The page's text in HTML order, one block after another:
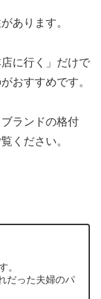
あります。
に行く」だけで
おすすめです。
ランドの格付
ください。
。
だった夫婦のパ